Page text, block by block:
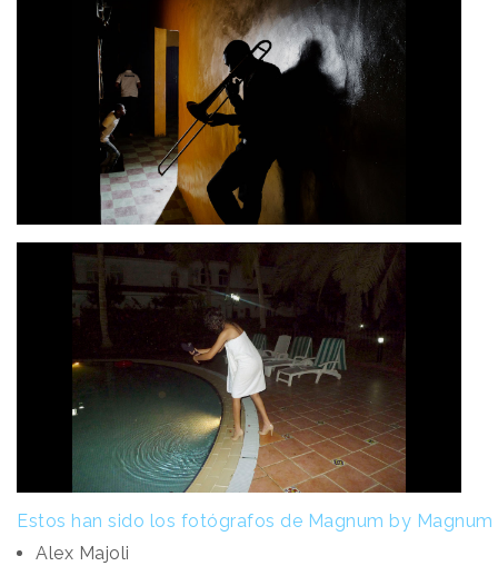
Estos han sido los fotógrafos de Magnum by Magnum
Alex Majoli